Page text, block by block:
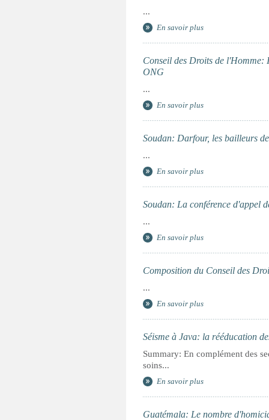
...
En savoir plus
Conseil des Droits de l'Homme:
ONG
...
En savoir plus
Soudan: Darfour, les bailleurs
...
En savoir plus
Soudan: La conférence d'appel
...
En savoir plus
Composition du Conseil des
...
En savoir plus
Séisme à Java: la rééducation
Summary: En complément des
soins...
En savoir plus
Guatémala: Le nombre